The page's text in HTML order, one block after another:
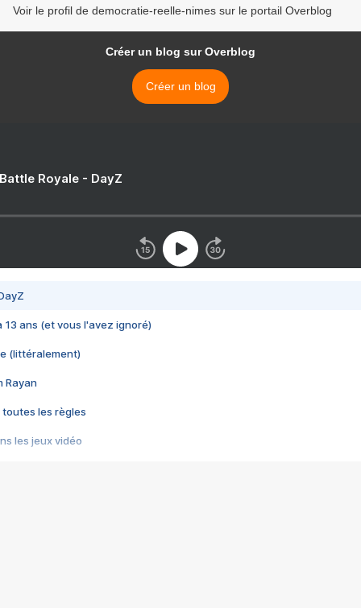
Voir le profil de democratie-reelle-nimes sur le portail Overblog
Créer un blog sur Overblog
Créer un blog
Royale - DayZ
13 ans (et vous l'avez ignoré)
(littéralement)
Rayan
toutes les règles
les jeux vidéo